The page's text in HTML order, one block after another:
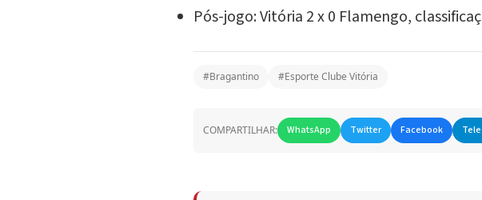
Pós-jogo: Vitória 2 x 0 Flamengo,
#Bragantino #Esporte Clube Vitória
COMPARTILHAR: WhatsApp Twitter Facebook